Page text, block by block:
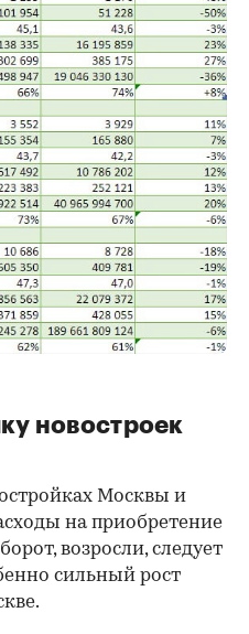
новостроек
Москвы и
на приобретение
возросли, следует
сильный рост